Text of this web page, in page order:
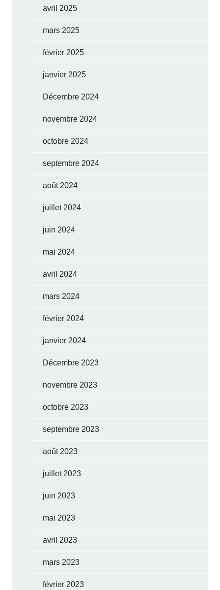
avril 2025
mars 2025
février 2025
janvier 2025
Décembre 2024
novembre 2024
octobre 2024
septembre 2024
août 2024
juillet 2024
juin 2024
mai 2024
avril 2024
mars 2024
février 2024
janvier 2024
Décembre 2023
novembre 2023
octobre 2023
septembre 2023
août 2023
juillet 2023
juin 2023
mai 2023
avril 2023
mars 2023
février 2023